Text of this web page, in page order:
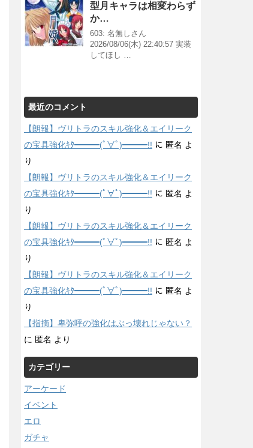
型月キャラは相変わらず
か…
603: 名無しさん
2026/08/06(木) 22:40:57 実装
してほし …
最近のコメント
【朗報】ヴリトラのスキル強化＆エイリーク
の宝具強化ｷﾀ━━━(ﾟ∀ﾟ)━━━!! に 匿名 よ
り
【朗報】ヴリトラのスキル強化＆エイリーク
の宝具強化ｷﾀ━━━(ﾟ∀ﾟ)━━━!! に 匿名 よ
り
【朗報】ヴリトラのスキル強化＆エイリーク
の宝具強化ｷﾀ━━━(ﾟ∀ﾟ)━━━!! に 匿名 よ
り
【朗報】ヴリトラのスキル強化＆エイリーク
の宝具強化ｷﾀ━━━(ﾟ∀ﾟ)━━━!! に 匿名 よ
り
【指摘】卑弥呼の強化はぶっ壊れじゃない？
に 匿名 より
カテゴリー
アーケード
イベント
エロ
ガチャ